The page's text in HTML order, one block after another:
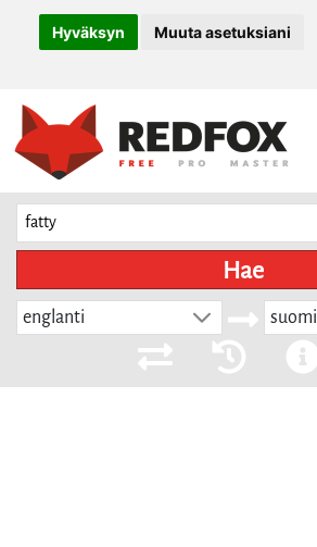
Hyväksyn Muuta asetuksiani
Hae
englanti suomi